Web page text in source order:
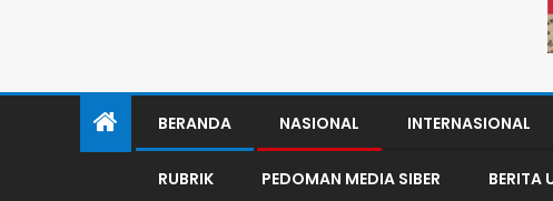
BERANDA NASIONAL INTERNASIONAL
RUBRIK PEDOMAN MEDIA SIBER BERITA